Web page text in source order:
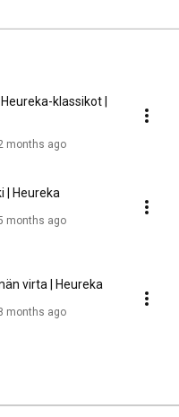
klassikot |
months ago
| Heureka
months ago
virta | Heureka
months ago